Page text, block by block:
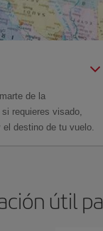
de la
requieres visado,
el destino de tu vuelo.
útil